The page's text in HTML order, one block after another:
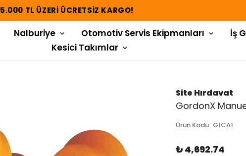
5.000 TL ÜZERI ÜCRETSIZ KARGO!
Nalburiye Otomotiv Servis Ekipmanları
İş
Kesici Takımlar
Site Hırdavat
GordonX
Ürün Kodu: G1CA1
₺ 4,692.74